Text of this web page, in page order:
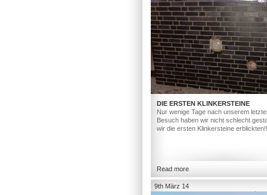
DIE ERSTEN KLINKERSTEINE
Nur wenige Tage nach unserem
Besuch haben wir nicht schlecht
wir die ersten Klinkersteine
Read more
9th März 14